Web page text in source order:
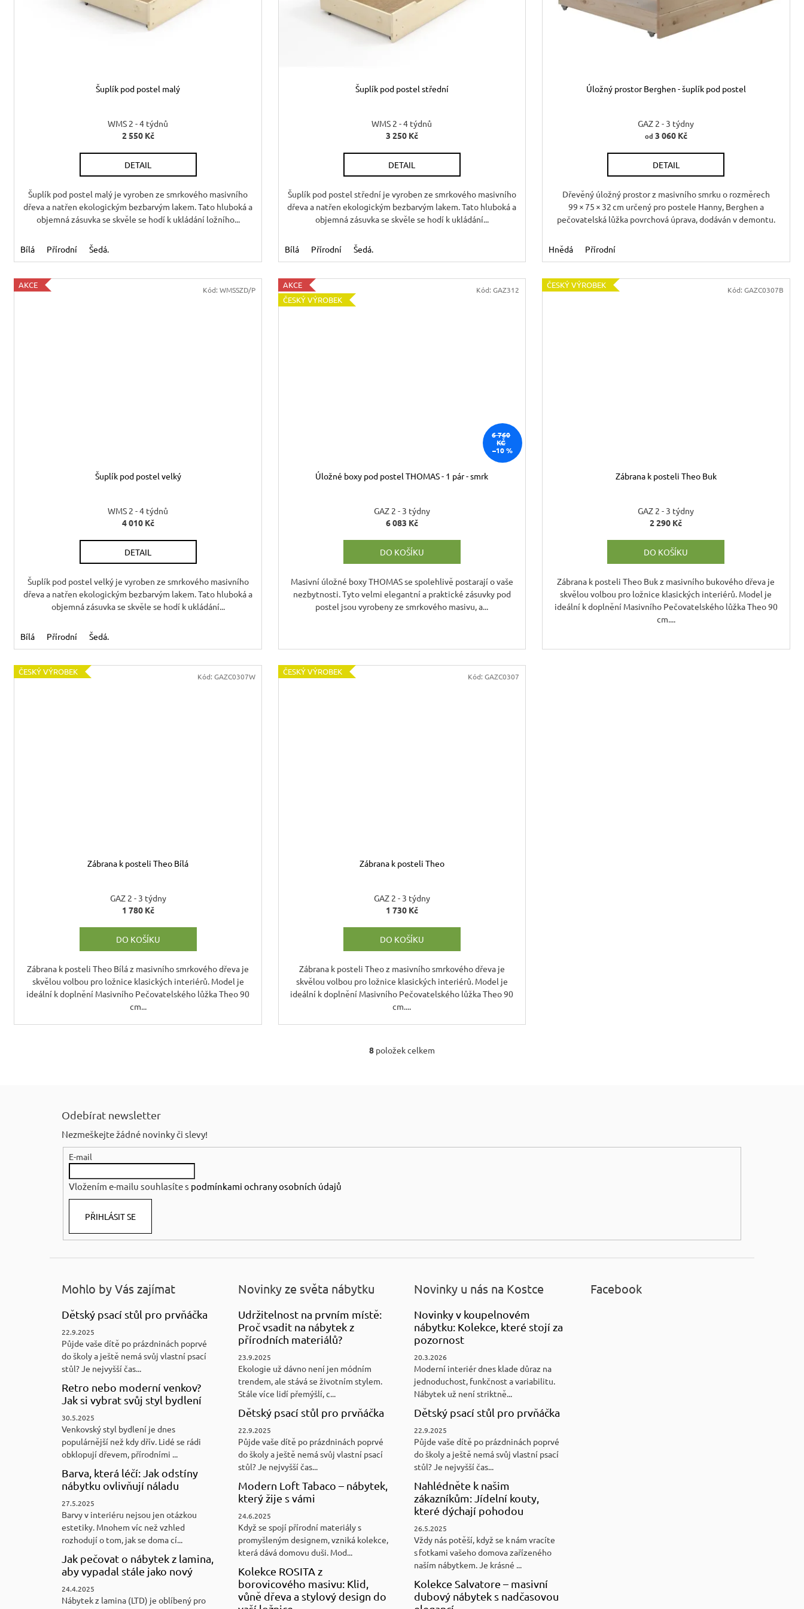
Šuplík pod postel malý
WMS 2 - 4 týdnů
2 550 Kč
DETAIL
Šuplík pod postel malý je vyroben ze smrkového masivního
dřeva a natřen ekologickým bezbarvým lakem. Tato hluboká a
objemná zásuvka se skvěle se hodí k ukládání ložního...
Bílá Přírodní Šedá.
Šuplík pod postel střední
WMS 2 - 4 týdnů
3 250 Kč
DETAIL
Šuplík pod postel střední je vyroben ze smrkového masivního
dřeva a natřen ekologickým bezbarvým lakem. Tato hluboká a
objemná zásuvka se skvěle se hodí k ukládání...
Bílá Přírodní Šedá.
Úložný prostor Berghen - šuplík pod postel
GAZ 2 - 3 týdny
od 3 060 Kč
DETAIL
Dřevěný úložný prostor z masivního smrku o rozměrech
99 × 75 × 32 cm určený pro postele Hanny, Berghen a
pečovatelská lůžka povrchová úprava, dodáván v demontu.
Hnědá Přírodní
AKCE
Šuplík pod postel velký
WMS 2 - 4 týdnů
4 010 Kč
DETAIL
Šuplík pod postel velký je vyroben ze smrkového masivního
dřeva a natřen ekologickým bezbarvým lakem. Tato hluboká a
objemná zásuvka se skvěle se hodí k ukládání...
Bílá Přírodní Šedá.
Kód: WMSSZD/P
AKCE
ČESKÝ VÝROBEK
6 760
KČ
–10 %
Úložné boxy pod postel THOMAS - 1 pár - smrk
GAZ 2 - 3 týdny
6 083 Kč
DO KOŠÍKU
Masivní úložné boxy THOMAS se spolehlivě postarají o vaše
nezbytnosti. Tyto velmi elegantní a praktické zásuvky pod
postel jsou vyrobeny ze smrkového masivu, a...
Kód:GAZ312 ČESKÝ VÝROBEK
Zábrana k posteli Theo Buk
GAZ 2 - 3 týdny
2 290 Kč
DO KOŠÍKU
Zábrana k posteli Theo Buk z masivního bukového dřeva je
skvělou volbou pro ložnice klasických interiérů. Model je
ideální k doplnění Masivního Pečovatelského lůžka Theo 90
cm....
Kód: GAZC0307B
ČESKÝ VÝROBEK
Zábrana k posteli Theo Bílá
GAZ 2 - 3 týdny
1 780 Kč
DO KOŠÍKU
Zábrana k posteli Theo Bílá z masivního smrkového dřeva je
skvělou volbou pro ložnice klasických interiérů. Model je
ideální k doplnění Masivního Pečovatelského lůžka Theo 90
cm...
Kód: GAZC0307W ČESKÝ VÝROBEK
Zábrana k posteli Theo
GAZ 2 - 3 týdny
1 730 Kč
DO KOŠÍKU
Zábrana k posteli Theo z masivního smrkového dřeva je
skvělou volbou pro ložnice klasických interiérů. Model je
ideální k doplnění Masivního Pečovatelského lůžka Theo 90
cm....
Kód:GAZC0307
O
v
ý
8 položek celkem
Odebírat newsletter
Nezmeškejte žádné novinky či slevy!
E-mail
Vložením e-mailu souhlasíte s podmínkami ochrany osobních údajů
PŘIHLÁSIT SE
Mohlo by Vás zajímat
Dětský psací stůl pro prvňáčka
22.9.2025
Půjde vaše dítě po prázdninách poprvé
do školy a ještě nemá svůj vlastní psací
stůl? Je nejvyšší čas...
Retro nebo moderní venkov?
Jak si vybrat svůj styl bydlení
30.5.2025
Venkovský styl bydlení je dnes
populárnější než kdy dřív. Lidé se rádi
obklopují dřevem, přírodními ...
Barva, která léčí: Jak odstíny
nábytku ovlivňují náladu
27.5.2025
Barvy v interiéru nejsou jen otázkou
estetiky. Mnohem víc než vzhled
rozhodují o tom, jak se doma cí...
Jak pečovat o nábytek z lamina,
aby vypadal stále jako nový
24.4.2025
Nábytek z lamina (LTD) je oblíbený pro
Novinky ze světa nábytku
Udržitelnost na prvním místě:
Proč vsadit na nábytek z
přírodních materiálů?
23.9.2025
Ekologie už dávno není jen módním
trendem, ale stává se životním stylem.
Stále více lidí přemýšlí, c...
Dětský psací stůl pro prvňáčka
22.9.2025
Půjde vaše dítě po prázdninách poprvé
do školy a ještě nemá svůj vlastní psací
stůl? Je nejvyšší čas...
Modern Loft Tabaco – nábytek,
který žije s vámi
24.6.2025
Když se spojí přírodní materiály s
promyšleným designem, vzniká kolekce,
která dává domovu duši. Mod...
Kolekce ROSITA z
borovicového masivu: Klid,
vůně dřeva a stylový design do
Novinky u nás na Kostce
Novinky v koupelnovém
nábytku: Kolekce, které stojí za
pozornost
20.3.2026
Moderní interiér dnes klade důraz na
jednoduchost, funkčnost a variabilitu.
Nábytek už není striktně...
Dětský psací stůl pro prvňáčka
22.9.2025
Půjde vaše dítě po prázdninách poprvé
do školy a ještě nemá svůj vlastní psací
stůl? Je nejvyšší čas...
Nahlédněte k našim
zákazníkům: Jídelní kouty,
které dýchají pohodou
26.5.2025
Vždy nás potěší, když se k nám vracíte
s fotkami vašeho domova zařízeného
naším nábytkem. Je krásné ...
Kolekce Salvatore – masivní
dubový nábytek s nadčasovou
Facebook